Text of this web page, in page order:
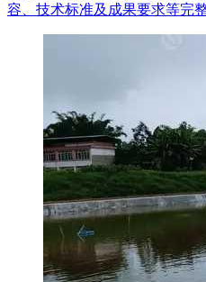
容、技术标准及成果要求等完整